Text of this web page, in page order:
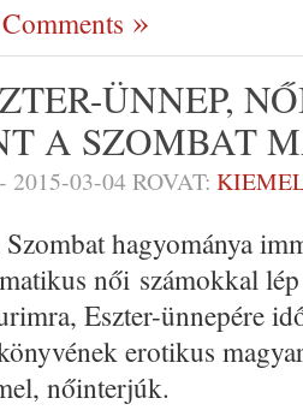
ÜNNEP,
A SZOMBAT
- 2015-03-04ROVAT:
hagyománya
női számokkal
Eszter-ünnepére
erotikus
nőinterjúk.